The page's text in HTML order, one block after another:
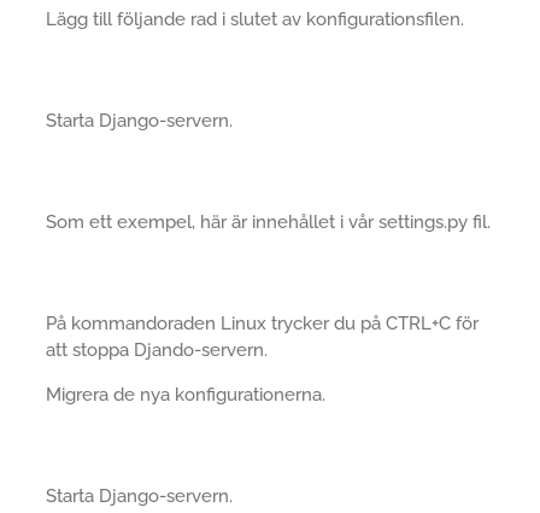
Lägg till följande rad i slutet av konfigurationsfilen.
Starta Django-servern.
Som ett exempel, här är innehållet i vår settings.py fil.
På kommandoraden Linux trycker du på CTRL+C för
att stoppa Djando-servern.
Migrera de nya konfigurationerna.
Starta Django-servern.